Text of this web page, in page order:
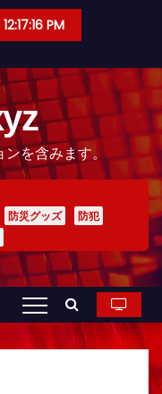
12:17:17 PM
ンを含みます。
防災グッズ
防犯